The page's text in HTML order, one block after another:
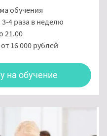
обучения
4 раза в неделю
21.00
16 000 рублей
на обучение